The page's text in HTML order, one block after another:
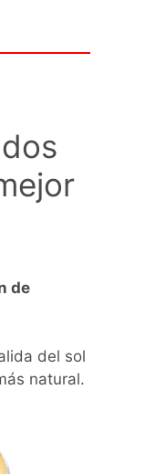
de
del sol
natural.